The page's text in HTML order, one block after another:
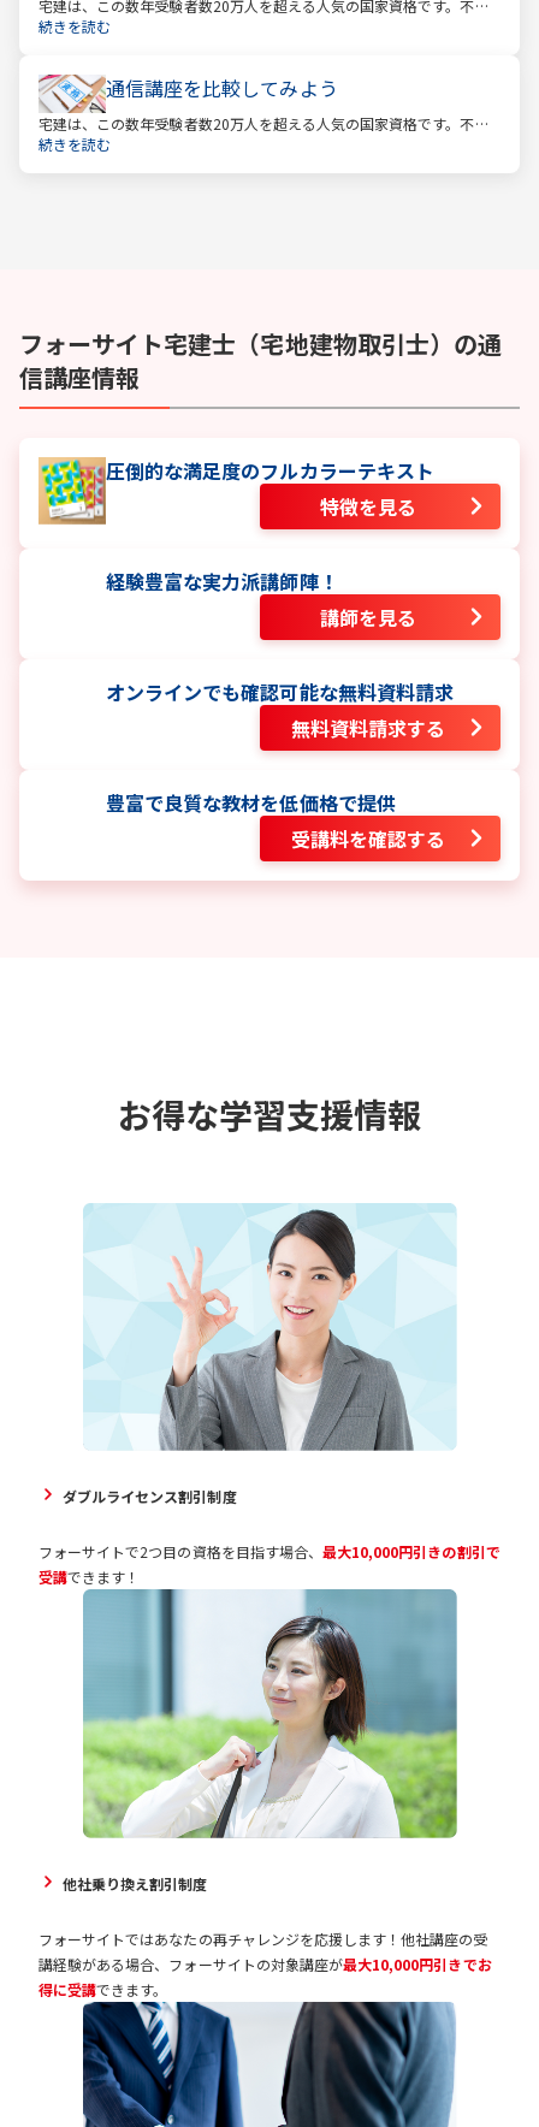
宅建は、この数年受験者数20万人を超える人気の国家資格です。不動
産業に携わる人をはじめ、他業種、学生、主婦まで、さまざまな方が
続きを読む
通信講座を比較してみよう
宅建は、この数年受験者数20万人を超える人気の国家資格です。不動
産業に携わる人をはじめ、他業種、学生、主婦まで、さまざまな方が
続きを読む
フォーサイト宅建士（宅地建物取引士） の通
信講座情報
圧倒的な満足度のフルカラーテキスト
特徴を見る
経験豊富な実力派講師陣！
講師を見る
オンラインでも確認可能な無料資料請求
無料資料請求する
豊富で良質な教材を低価格で提供
受講料を確認する
お得な学習支援情報
ダブルライセンス割引制度
フォーサイトで2つ目の資格を目指す場合、 最大10,000円引きの割引で
受講できます！
他社乗り換え割引制度
フォーサイトではあなたの再チャレンジを応援します！他社講座の受
講経験がある場合、フォーサイトの対象講座が最大10,000円引きでお
得に受講できます。